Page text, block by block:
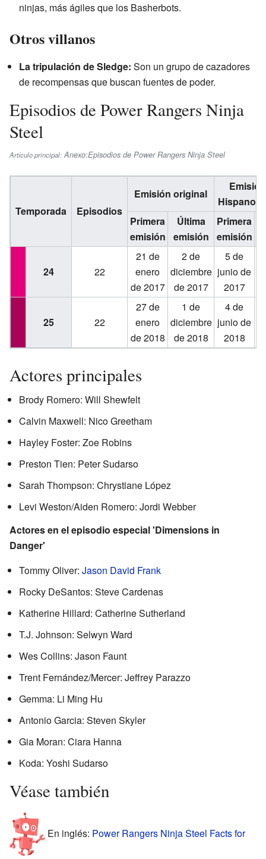
ninjas, más ágiles que los Basherbots.
Otros villanos
La tripulación de Sledge: Son un grupo de cazadores
de recompensas que buscan fuentes de poder.
Episodios de Power Rangers Ninja
Steel
Artículo principal: Anexo:Episodios de Power Rangers Ninja Steel
Temporada Episodios
Emisión original
Primera
emisión
Última
emisión
Primera
emisión
24 22
21 de
enero
de 2017
2 de
diciembre
de 2017
5 de
junio de
2017
25 22
27 de
enero
de 2018
1 de
diciembre
de 2018
4 de
junio de
2018
Actores principales
Brody Romero: Will Shewfelt
Calvin Maxwell: Nico Greetham
Hayley Foster: Zoe Robins
Preston Tien: Peter Sudarso
Sarah Thompson: Chrystiane López
Levi Weston/Aiden Romero: Jordi Webber
Actores en el episodio especial 'Dimensions in
Danger'
Tommy Oliver: Jason David Frank
Rocky DeSantos: Steve Cardenas
Katherine Hillard: Catherine Sutherland
T.J. Johnson: Selwyn Ward
Wes Collins: Jason Faunt
Trent Fernández/Mercer: Jeffrey Parazzo
Gemma: Li Ming Hu
Antonio Garcia: Steven Skyler
Gia Moran: Ciara Hanna
Koda: Yoshi Sudarso
Véase también
En inglés: Power Rangers Ninja Steel Facts for